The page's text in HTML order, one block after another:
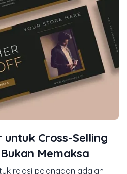
untuk Cross-Selling
Memaksa
relasi pelanggan adalah